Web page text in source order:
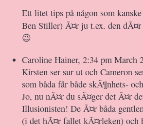
Ett litet tips på någon som
Ben Stiller) Ã¤r ju t.ex. den dÃ¤r
😉
Caroline Hainer, 2:34 pm March
Kirsten ser sur ut och Cameron
som båda får både skÃ¶nhets-
Jo, nu nÃ¤r du sÃ¤ger det Ã¤r
Illusionisten! De Ã¤r båda
(i det hÃ¤r fallet kÃ¤rleken) och